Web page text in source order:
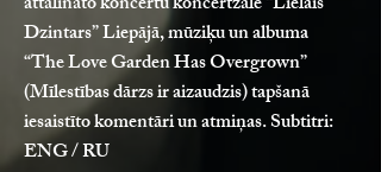
Dzintars” Liepājā, mūziķu un albuma
“The Love Garden Has Overgrown”
(Mīlestības dārzs ir aizaudzis) tapšanā
iesaistīto komentāri un atmiņas. Subtitri:
ENG / RU